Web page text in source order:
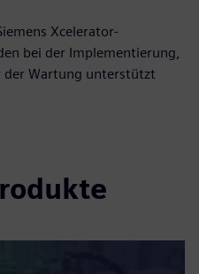
Xcelerator-
bei der Implementierung,
Wartung unterstützt